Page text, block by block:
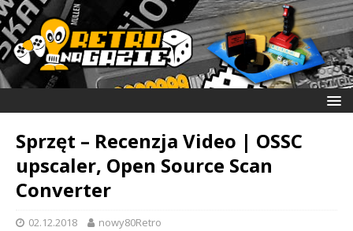
Sprzęt – Recenzja Video | OSSC
upscaler, Open Source Scan
Converter
02.12.2018 nowy80Retro